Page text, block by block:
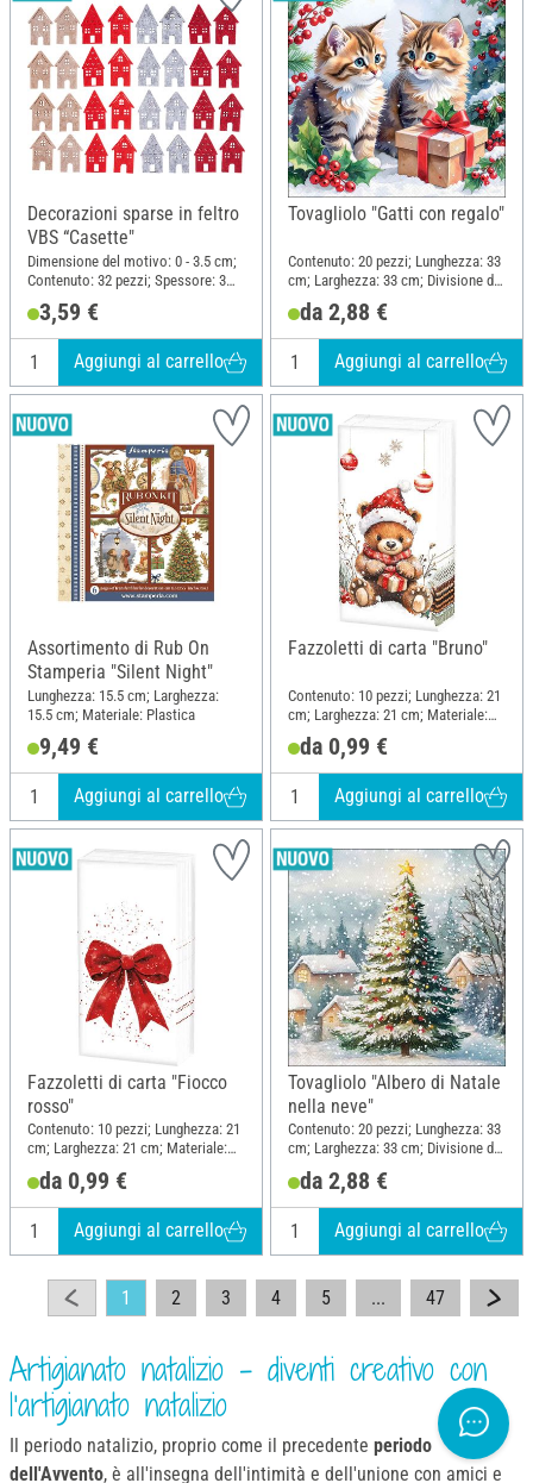
Decorazioni sparse in feltro
VBS “Casette"
Dimensione del motivo: 0 - 3.5 cm;
Contenuto: 32 pezzi; Spessore: 3
3,59 €
Aggiungi al carrello
Tovagliolo "Gatti con regalo"
Contenuto: 20 pezzi; Lunghezza: 33
cm; Larghezza: 33 cm; Divisione del
motivo quarto motivo; Materiale:
Carta
da 2,88 €
Aggiungi al carrello
Assortimento di Rub On
Stamperia "Silent Night"
Lunghezza: 15.5 cm; Larghezza:
15.5 cm; Materiale: Plastica
9,49 €
Aggiungi al carrello
Fazzoletti di carta "Bruno"
Contenuto: 10 pezzi; Lunghezza: 21
cm; Larghezza: 21 cm; Materiale:
Carta
da 0,99 €
Aggiungi al carrello
Fazzoletti di carta "Fiocco
rosso"
Contenuto: 10 pezzi; Lunghezza: 21
cm; Larghezza: 21 cm; Materiale:
Carta
da 0,99 €
Aggiungi al carrello
Tovagliolo "Albero di Natale
nella neve"
Contenuto: 20 pezzi; Lunghezza: 33
cm; Larghezza: 33 cm; Divisione del
motivo quarto motivo; Materiale:
Carta
da 2,88 €
Aggiungi al carrello
1 2 3 4 5 ... 47
Artigianato natalizio - diventi creativo con
l'artigianato natalizio
Il periodo natalizio, proprio come il precedente periodo
dell'Avvento, è all'insegna dell'intimità e dell'unione con amici e